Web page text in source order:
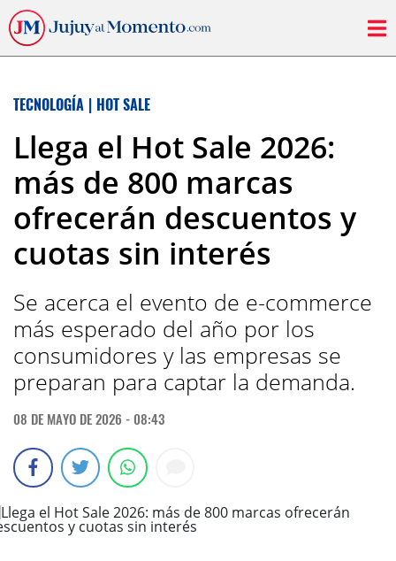
TECNOLOGÍA | HOT SALE
Llega el Hot Sale 2026:
más de 800 marcas
ofrecerán descuentos y
cuotas sin interés
Se acerca el evento de e-commerce
más esperado del año por los
consumidores y las empresas se
preparan para captar la demanda.
08 DE MAYO DE 2026 - 08:43